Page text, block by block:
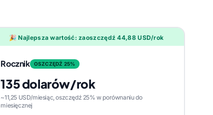
🎉 Najlepsza wartość: zaoszczędź 44,88 USD/rok
Rocznik OSZCZĘDŹ 25%
135 dolarów/rok
~11,25 USD/miesiąc, oszczędź 25% w porównaniu do
miesięcznej